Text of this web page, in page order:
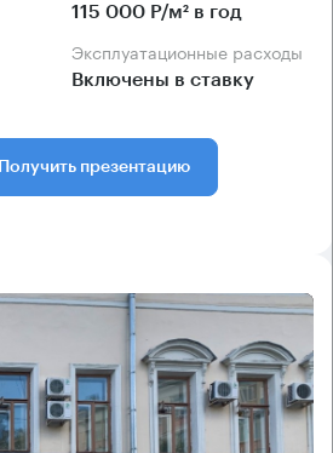
115 000 Р/м² в год
Эксплуатационные расходы
Включены в ставку
Получить презентацию